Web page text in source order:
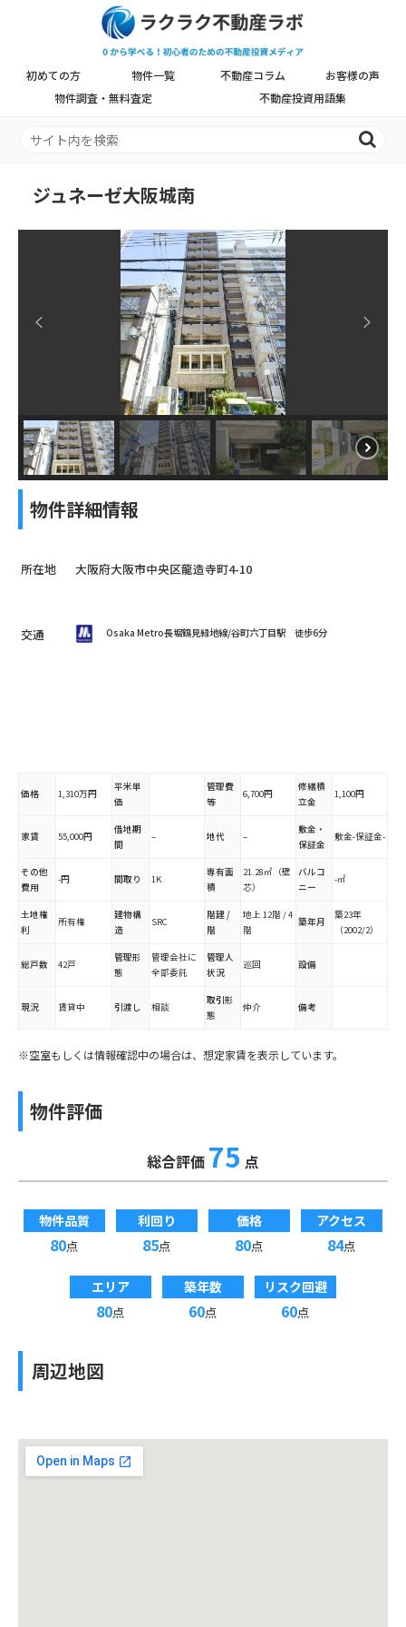
初めての方 物件一覧 不動産コラム
お客様の声
物件調査・無料査定
不動産投資用語集
ジュネーゼ大阪城南
物件詳細情報
所在地 大阪府大阪市中央区龍造寺町4-10
交通 Osaka Metro長堀鶴見緑地線/谷町六丁目駅 徒歩6分
価格 1,310万円
平米単
価
管理費
等
6,700円
修繕積
立金
1,100円
家賃 55,000円
借地期
間
– 地代 –
敷金・
保証金
敷金-保証金-
その他
費用
-円 間取り 1K
専有面
積
21.28㎡（壁
芯）
バルコ
ニー
-㎡
土地権
利
所有権
建物構
造
SRC
階建 /
階
地上 12階 / 4
階
築年月
築23年
（2002/2）
総戸数 42戸
管理形
態
管理会社に
全部委託
管理人
状況
巡回 設備
現況 賃貸中 引渡し 相談
取引形
態
仲介 備考
※空室もしくは情報確認中の場合は、想定家賃を表示しています。
物件評価
総合評価 75 点
物件品質
80点
利回り
85点
価格
80点
アクセス
84点
エリア
80点
築年数
60点
リスク回避
60点
周辺地図